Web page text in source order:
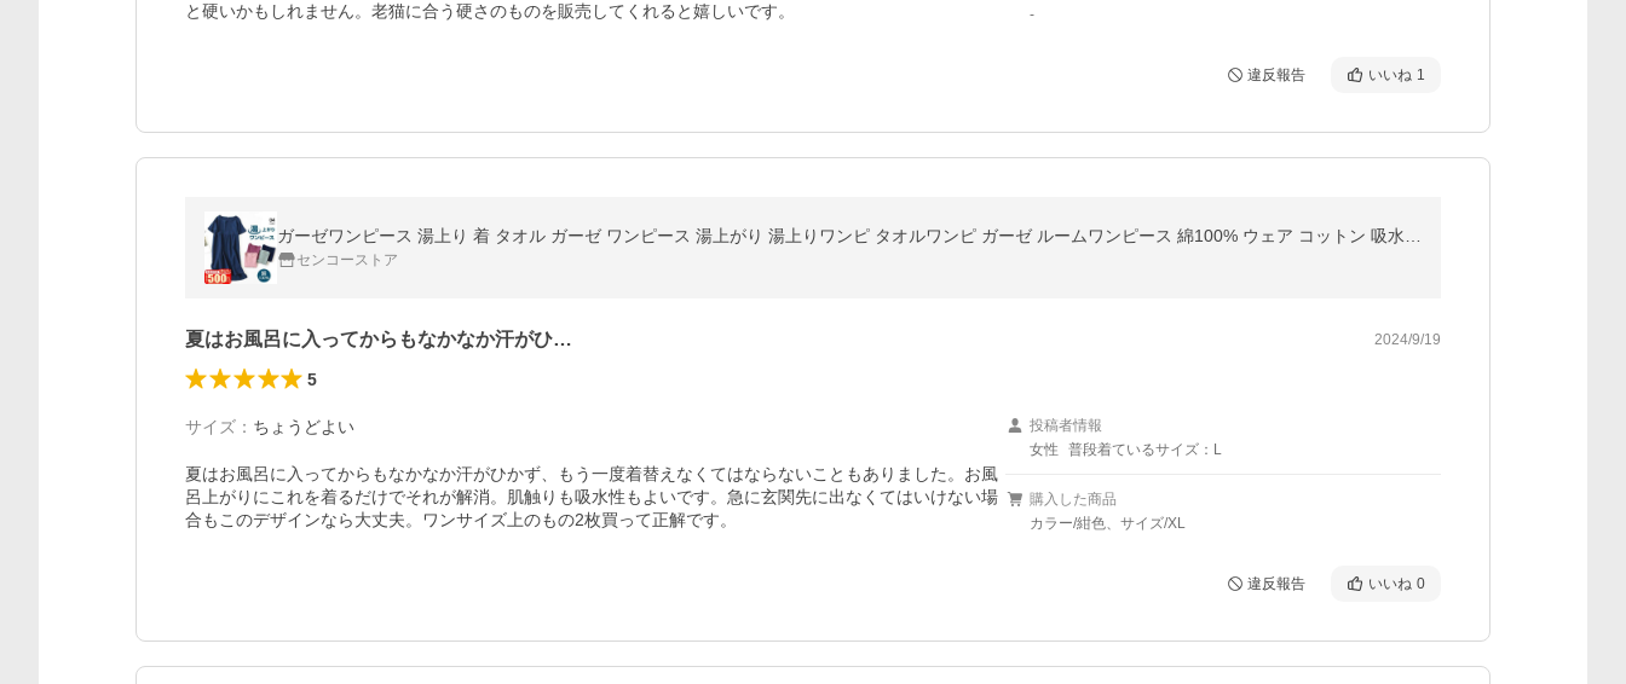
と硬いかもしれません。老猫に合う硬さのものを販売してくれると嬉しいです。
-
違反報告 いいね 1
センコーストア
夏はお風呂に入ってからもなかなか汗がひ… 2024/9/19
5
サイズ ： ちょうどよい
夏はお風呂に入ってからもなかなか汗がひかず、もう一度着替えなくてはならないこともありました。お風
呂上がりにこれを着るだけでそれが解消。肌触りも吸水性もよいです。急に玄関先に出なくてはいけない場
合もこのデザインなら大丈夫。ワンサイズ上のもの2枚買って正解です。
投稿者情報
女性
普段着ているサイズ：L
購入した商品
カラー/紺色、サイズ/XL
違反報告 いいね 0